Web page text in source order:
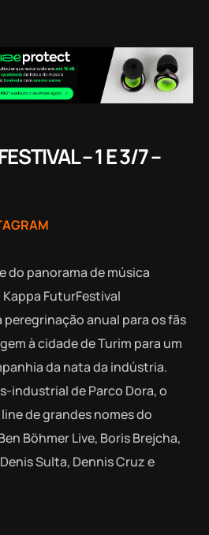
– 1 E 3/7 –
do panorama de música
FuturFestival
anual para os fãs
à cidade de Turim para um
da nata da indústria.
industrial de Parco Dora, o
de grandes nomes do
Böhmer Live, Boris Brejcha,
Sulta, Dennis Cruz e